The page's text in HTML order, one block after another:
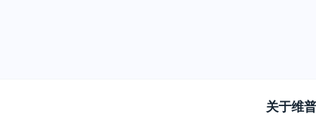
关于维普